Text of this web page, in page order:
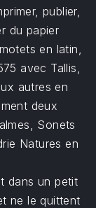
publier,
du papier
en latin,
avec Tallis,
autres en
deux
Sonets
Natures en
dans un petit
ne le quittent